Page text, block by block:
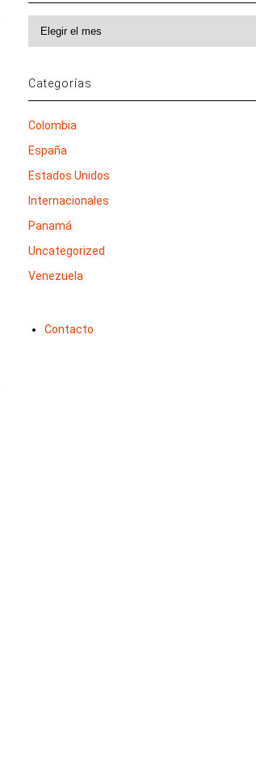
Categorías
Colombia
España
Estados Unidos
Internacionales
Panamá
Uncategorized
Venezuela
Contacto